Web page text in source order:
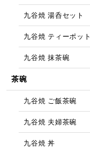
九谷焼 湯呑セット
九谷焼 ティーポット
九谷焼 抹茶碗
茶碗
九谷焼 ご飯茶碗
九谷焼 夫婦茶碗
九谷焼 丼